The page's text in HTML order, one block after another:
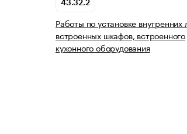
43.32.2
Работы по установке внутренних
встроенных шкафов, встроенного
кухонного оборудования